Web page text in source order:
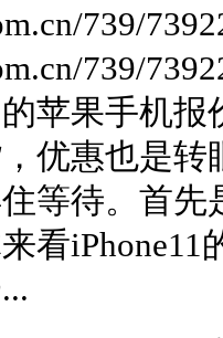
739/
739/
苹果手机
优惠也是
等待。首先
看